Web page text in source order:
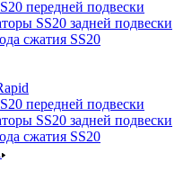
передней подвески
SS20 задней подвески
сжатия SS20
передней подвески
SS20 задней подвески
сжатия SS20